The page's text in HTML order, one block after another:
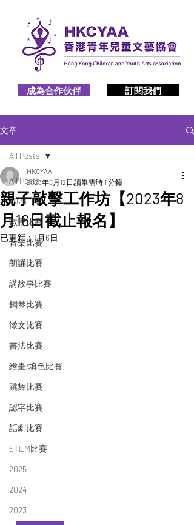
成為合作伙伴 訂閱我們
文章
All Posts
2026
數學比賽
音樂比賽
朗誦比賽
講故事比賽
鋼琴比賽
徵文比賽
書法比賽
繪畫/填色比賽
跳舞比賽
認字比賽
話劇比賽
STEM比賽
2025
2024
2023
All Posts
親子敲擊工作坊【2023年8
月16日截止報名】
HKCYAA
2023年8月12日 讀畢需時 1 分鐘
已更新： 1月6日